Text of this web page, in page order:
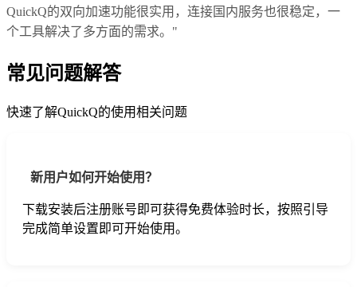
QuickQ的双向加速功能很实用，连接国内服务也很稳定，一
个工具解决了多方面的需求。"
常见问题解答
快速了解QuickQ的使用相关问题
新用户如何开始使用？
下载安装后注册账号即可获得免费体验时长，按照引导
完成简单设置即可开始使用。